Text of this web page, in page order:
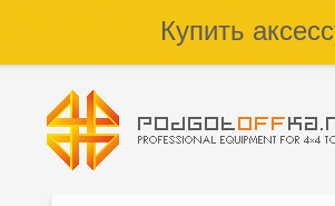
Купить